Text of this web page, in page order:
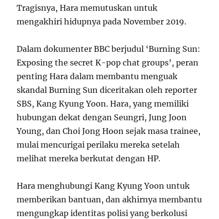
Tragisnya, Hara memutuskan untuk
mengakhiri hidupnya pada November 2019.
Dalam dokumenter BBC berjudul ‘Burning Sun:
Exposing the secret K-pop chat groups’, peran
penting Hara dalam membantu menguak
skandal Burning Sun diceritakan oleh reporter
SBS, Kang Kyung Yoon. Hara, yang memiliki
hubungan dekat dengan Seungri, Jung Joon
Young, dan Choi Jong Hoon sejak masa trainee,
mulai mencurigai perilaku mereka setelah
melihat mereka berkutat dengan HP.
Hara menghubungi Kang Kyung Yoon untuk
memberikan bantuan, dan akhirnya membantu
mengungkap identitas polisi yang berkolusi